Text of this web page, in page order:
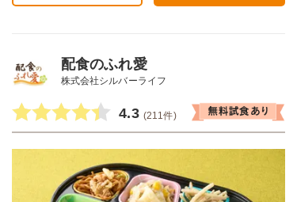
配食のふれ愛
株式会社シルバーライフ
4.3 (211件)